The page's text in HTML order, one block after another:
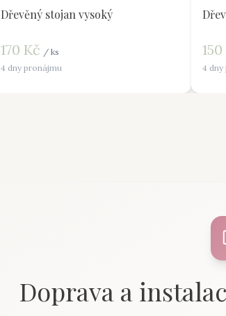
Dřevěný stojan vysoký
170 Kč / ks
4 dny pronájmu
150
4 dny
Doprava a